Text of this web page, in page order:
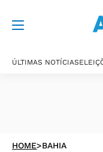
ÚLTIMAS NOTÍCIAS
HOME>BAHIA